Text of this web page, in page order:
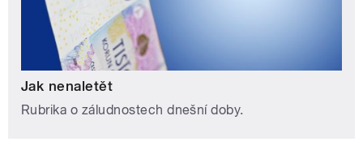
Jak nenaletět
Rubrika o záludnostech dnešní doby.